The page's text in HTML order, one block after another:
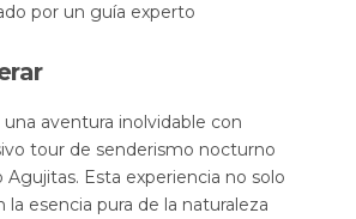
por un guía experto
aventura inolvidable con
tour de senderismo nocturno
Agujitas. Esta experiencia no solo
esencia pura de la naturaleza